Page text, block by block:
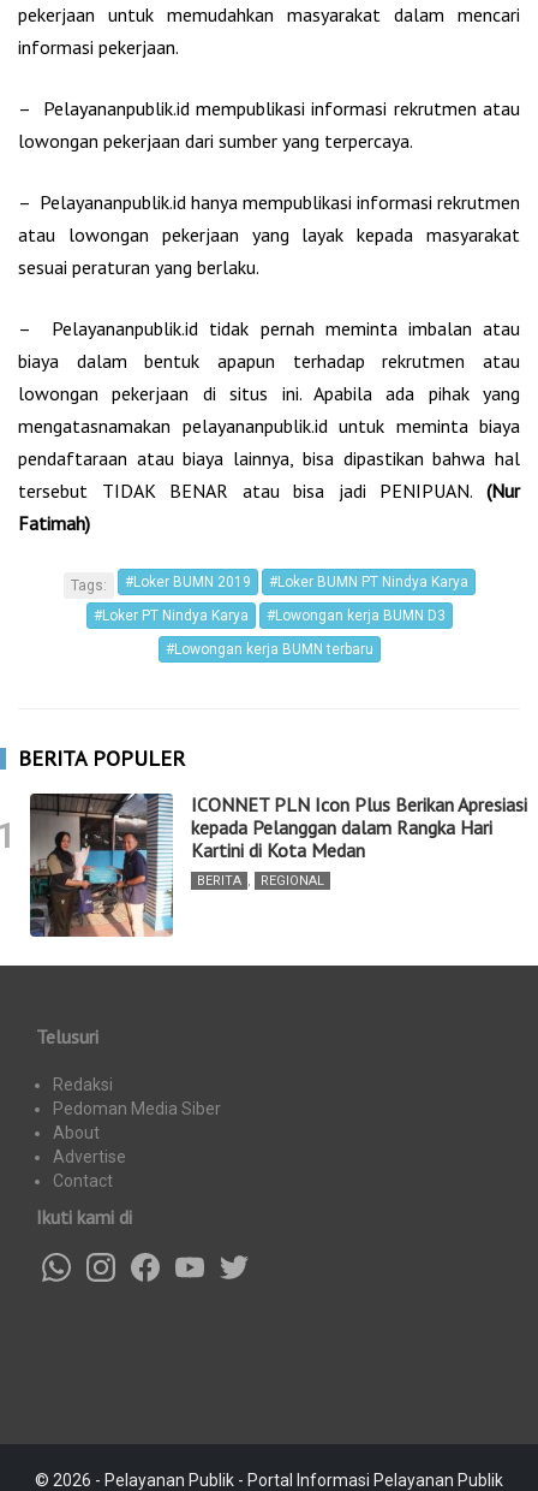
pekerjaan untuk memudahkan masyarakat dalam mencari
informasi pekerjaan.
– Pelayananpublik.id mempublikasi informasi rekrutmen atau
lowongan pekerjaan dari sumber yang terpercaya.
– Pelayananpublik.id hanya mempublikasi informasi rekrutmen
atau lowongan pekerjaan yang layak kepada masyarakat
sesuai peraturan yang berlaku.
– Pelayananpublik.id tidak pernah meminta imbalan atau
biaya dalam bentuk apapun terhadap rekrutmen atau
lowongan pekerjaan di situs ini. Apabila ada pihak yang
mengatasnamakan pelayananpublik.id untuk meminta biaya
pendaftaraan atau biaya lainnya, bisa dipastikan bahwa hal
tersebut TIDAK BENAR atau bisa jadi PENIPUAN. (Nur
Fatimah)
Tags: #Loker BUMN 2019
#Loker BUMN PT Nindya Karya
#Loker PT Nindya Karya
#Lowongan kerja BUMN D3
#Lowongan kerja BUMN terbaru
BERITA POPULER
ICONNET PLN Icon Plus Berikan Apresiasi
kepada Pelanggan dalam Rangka Hari
Kartini di Kota Medan
BERITA , REGIONAL
Telusuri
Redaksi
Pedoman Media Siber
About
Advertise
Contact
Ikuti kami di
© 2026 - Pelayanan Publik - Portal Informasi Pelayanan Publik